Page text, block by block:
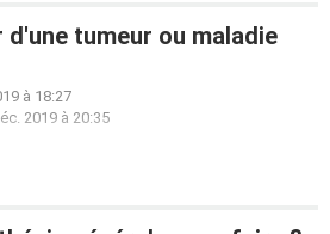
d'une tumeur ou maladie
à 18:27
2019 à 20:35